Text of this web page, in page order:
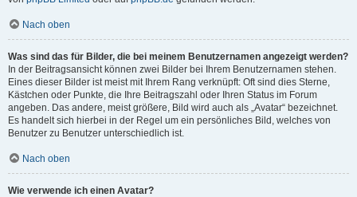
Nach oben
Was sind das für Bilder, die bei meinem Benutzernamen angezeigt werden?
In der Beitragsansicht können zwei Bilder bei Ihrem Benutzernamen stehen.
Eines dieser Bilder ist meist mit Ihrem Rang verknüpft: Oft sind dies Sterne,
Kästchen oder Punkte, die Ihre Beitragszahl oder Ihren Status im Forum
angeben. Das andere, meist größere, Bild wird auch als „Avatar“ bezeichnet.
Es handelt sich hierbei in der Regel um ein persönliches Bild, welches von
Benutzer zu Benutzer unterschiedlich ist.
Nach oben
Wie verwende ich einen Avatar?